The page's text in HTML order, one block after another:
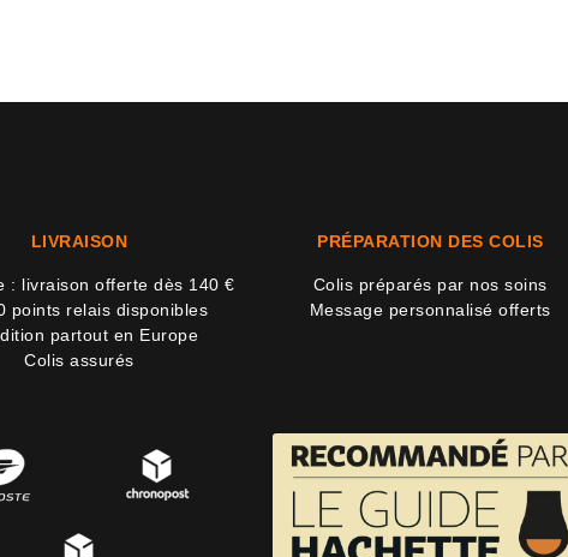
LIVRAISON
: livraison offerte dès 140 €
points relais disponibles
partout en Europe
Colis assurés
PRÉPARATION DES COLIS
Colis préparés par nos soins
Message personnalisé offerts